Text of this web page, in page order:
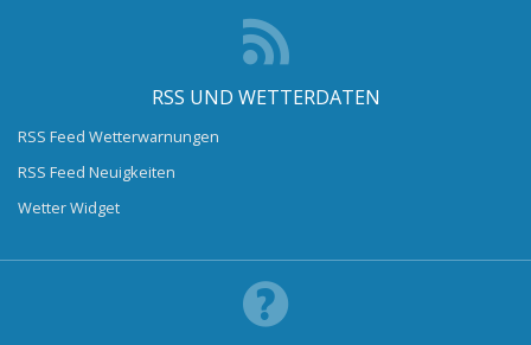
RSS UND WETTERDATEN
RSS Feed Wetterwarnungen
RSS Feed Neuigkeiten
Wetter Widget